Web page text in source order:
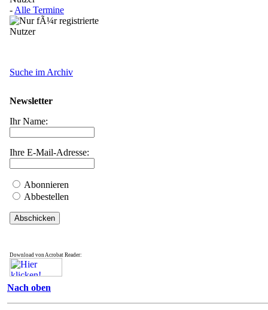
- Alle Termine
Suche im Archiv
Newsletter
Ihr Name:
Ihre E-Mail-Adresse:
Abonnieren
Abbestellen
Download von Acrobat Reader:
Nach oben